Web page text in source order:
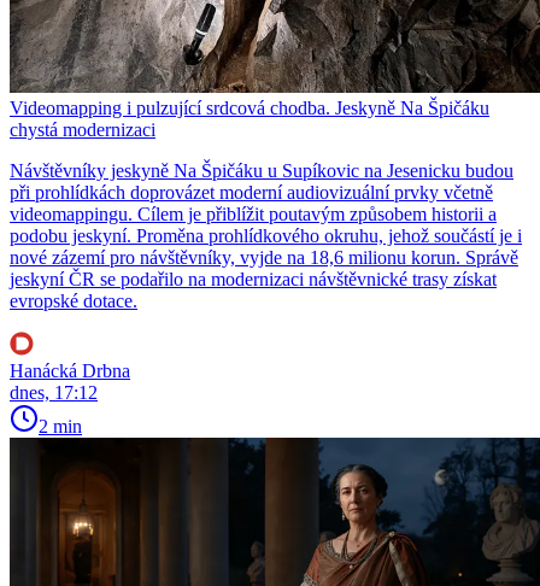
Videomapping i pulzující srdcová chodba. Jeskyně Na Špičáku
chystá modernizaci
Návštěvníky jeskyně Na Špičáku u Supíkovic na Jesenicku budou
při prohlídkách doprovázet moderní audiovizuální prvky včetně
videomappingu. Cílem je přiblížit poutavým způsobem historii a
podobu jeskyní. Proměna prohlídkového okruhu, jehož součástí je i
nové zázemí pro návštěvníky, vyjde na 18,6 milionu korun. Správě
jeskyní ČR se podařilo na modernizaci návštěvnické trasy získat
evropské dotace.
Hanácká Drbna
dnes, 17:12
2 min